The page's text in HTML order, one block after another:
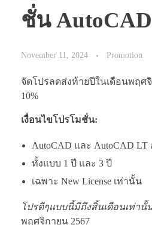
ชั่น
November 11, 2024 Promotion
จัดโปรลดส่งท้ายปีในเดือนพฤศ
10%
เงื่อนไขโปรโมชั่น:
AutoCAD และ AutoCAD LT
ทั้งแบบ 1 ปี และ 3 ปี
เฉพาะ New License เท่านั้น
โปรดีๆแบบนี้มีถึงสิ้นเดือนเท่านั้
พฤศจิกายน 2567